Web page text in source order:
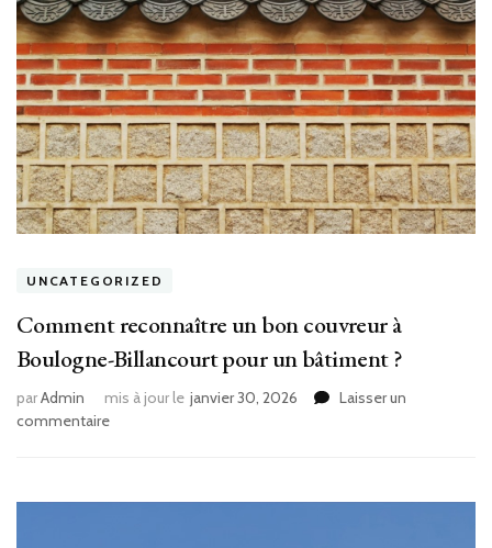
UNCATEGORIZED
Comment reconnaître un bon couvreur à
Boulogne-Billancourt pour un bâtiment ?
parAdmin mis à jour le janvier 30, 2026
Laisser un
commentairesur